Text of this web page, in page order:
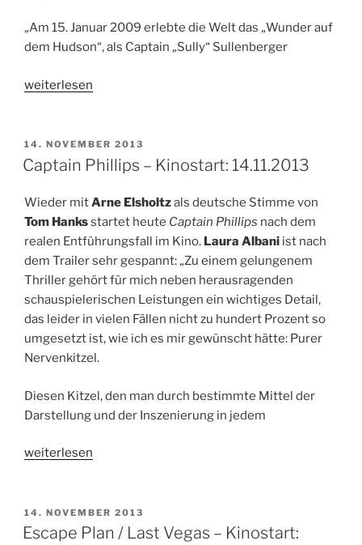
„Am 15. Januar 2009 erlebte die Welt das „Wunder auf
dem Hudson“, als Captain „Sully“ Sullenberger
„Sully
01.12.2016“
weiterlesen
VERÖFFENTLICHT
AM
14. NOVEMBER 2013
Captain Phillips – Kinostart: 14.11.2013
Wieder mitArne Elsholtzals deutsche Stimme von
Tom Hanksstartet heute Captain Phillips nach dem
realen Entführungsfall im Kino. Laura Albani ist nach
dem Trailer sehr gespannt: „Zu einem gelungenem
Thriller gehört für mich neben herausragenden
schauspielerischen Leistungen ein wichtiges Detail,
das leider in vielen Fällen nicht zu hundert Prozent so
umgesetzt ist, wie ich es mir gewünscht hätte: Purer
Nervenkitzel.
Diesen Kitzel, den man durch bestimmte Mittel der
Darstellung und der Inszenierung in jedem
„Captain
Kinostart:
14.11.2013“
weiterlesen
VERÖFFENTLICHT
AM
14. NOVEMBER 2013
Escape Plan / Last Vegas – Kinostart: